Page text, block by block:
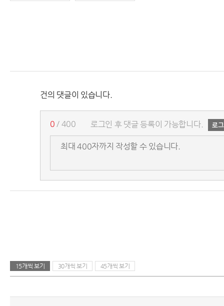
건의 댓글이 있습니다.
로그인 후 댓글 등록이 가능합니다.
0 / 400
15개씩 보기 30개씩 보기 45개씩 보기